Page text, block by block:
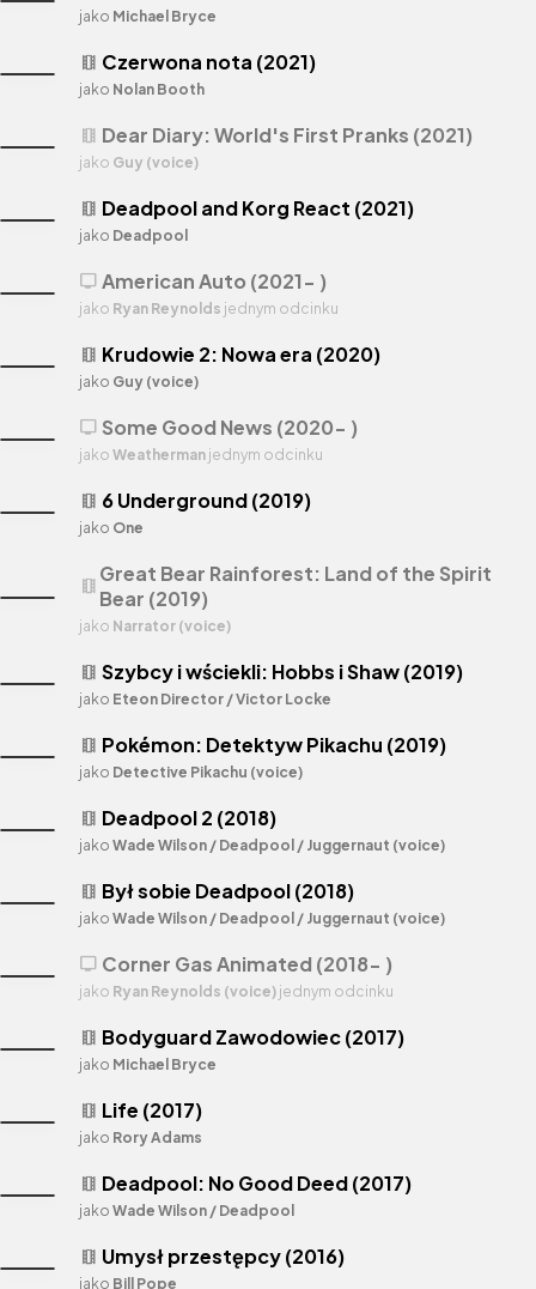
theaters Umysł przestępcy (2016)
jako Bill Pope
theaters Deadpool 2 (2018)
jako Wade Wilson / Deadpool / Juggernaut (voice)
theaters Bodyguard Zawodowiec (2017)
jako Michael Bryce
theaters Life (2017)
jako Rory Adams
theaters 6 Underground (2019)
jako One
theaters Krudowie 2: Nowa era (2020)
jako Guy (voice)
theaters Deadpool: No Good Deed (2017)
jako Wade Wilson / Deadpool
theaters Był sobie Deadpool (2018)
jako Wade Wilson / Deadpool / Juggernaut (voice)
jako Michael Bryce
theaters Great Bear Rainforest: Land of the Spirit
Bear (2019)
jako Narrator (voice)
theaters Czerwona nota (2021)
jako Nolan Booth
theaters Szybcy i wściekli: Hobbs i Shaw (2019)
jako Eteon Director / Victor Locke
theaters Pokémon: Detektyw Pikachu (2019)
jako Detective Pikachu (voice)
theaters Dear Diary: World's First Pranks (2021)
jako Guy (voice)
theaters Deadpool and Korg React (2021)
jako Deadpool
tv Corner Gas Animated (2018- )
jako Ryan Reynolds (voice) jednym odcinku
tv American Auto (2021- )
jako Ryan Reynolds jednym odcinku
tv Some Good News (2020- )
jako Weatherman jednym odcinku